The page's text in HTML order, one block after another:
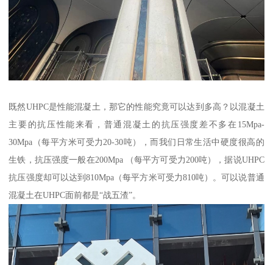
既然UHPC是性能混凝土，那它的性能究竟可以达到多高？以混凝土
主要的抗压性能来看，普通混凝土的抗压强度差不多在15Mpa-
30Mpa（每平方米可受力20-30吨），而我们日常生活中硬度很高的
生铁，抗压强度一般在200Mpa （每平方可受力200吨），据说UHPC
抗压强度却可以达到810Mpa（每平方米可受力810吨）。可以说普通
混凝土在UHPC面前都是“战五渣”。